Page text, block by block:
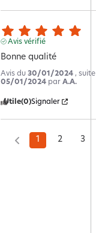
Avis vérifié
Bonne qualité
Avis du 30/01/2024 ,
05/01/2024 par A.A.
Utile(0)Signaler
1 2 3